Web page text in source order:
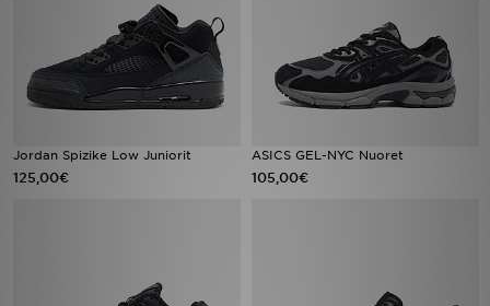
Jordan Spizike Low Juniorit
125,00€
ASICS GEL-NYC Nuoret
105,00€